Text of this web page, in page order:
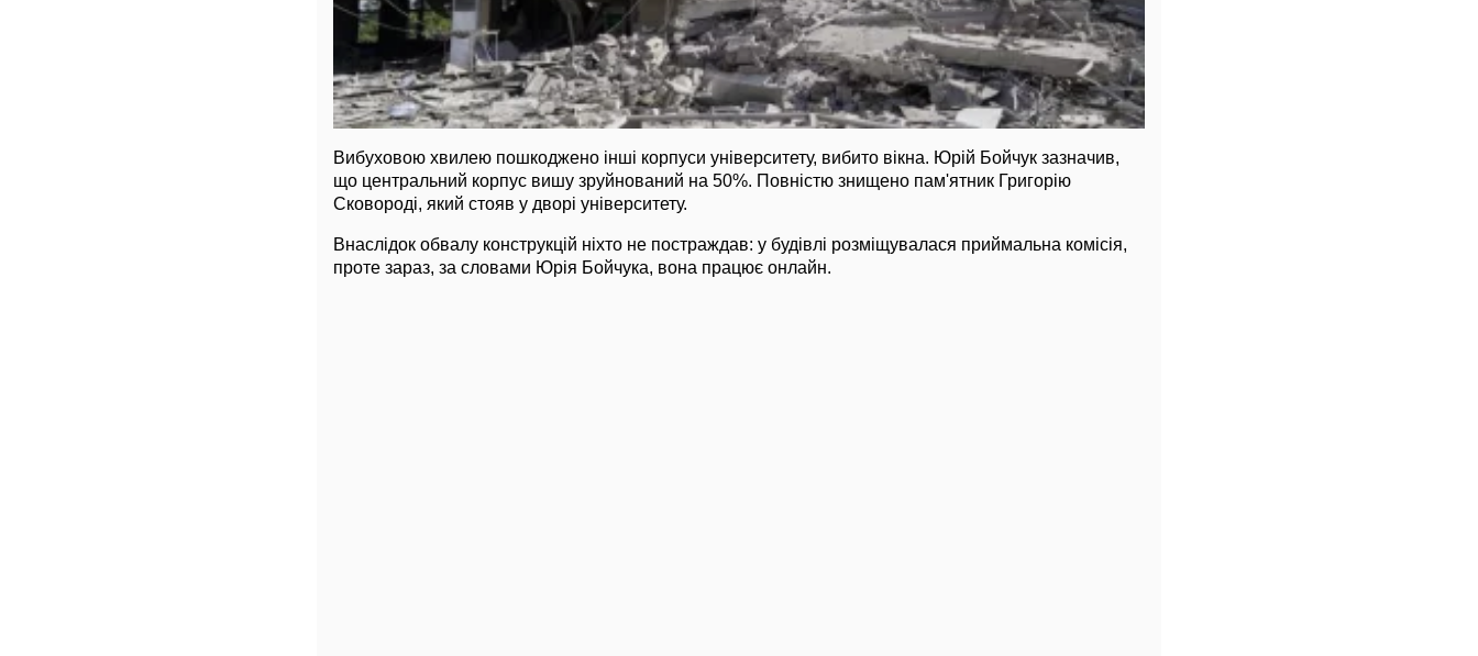
Вибуховою хвилею пошкоджено інші корпуси університету, вибито вікна. Юрій Бойчук зазначив,
що центральний корпус вишу зруйнований на 50%. Повністю знищено пам'ятник Григорію
Сковороді, який стояв у дворі університету.
Внаслідок обвалу конструкцій ніхто не постраждав: у будівлі розміщувалася приймальна комісія,
проте зараз, за ​​словами Юрія Бойчука, вона працює онлайн.